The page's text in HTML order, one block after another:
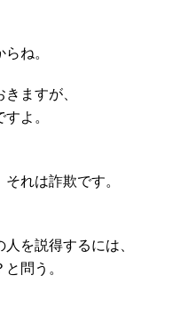
ね。
ますが、
よ。
れは詐欺です。
を説得するには、
問う。